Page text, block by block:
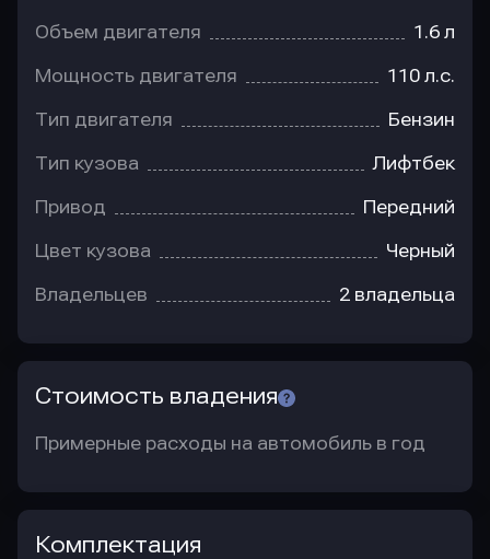
Объем двигателя 1.6 л
Мощность двигателя 110 л.с.
Тип двигателя Бензин
Тип кузова Лифтбек
Привод Передний
Цвет кузова Черный
Владельцев 2 владельца
Стоимость владения
Примерные расходы на автомобиль в год
Комплектация